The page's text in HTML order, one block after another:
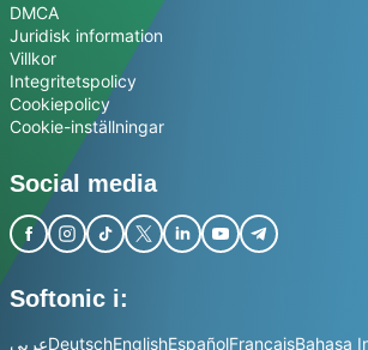
DMCA
Juridisk information
Villkor
Integritetspolicy
Cookiepolicy
Cookie-inställningar
Social media
Softonic i:
عربيDeutschEnglishEspañolFrançaisBahasa